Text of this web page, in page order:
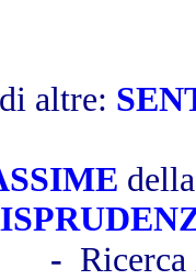
altre:
-